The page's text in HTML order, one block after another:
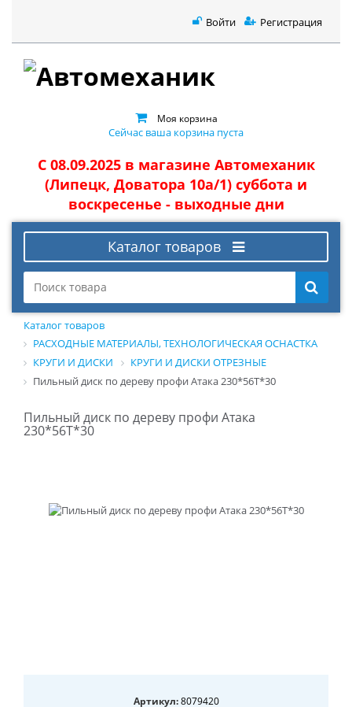
Войти Регистрация
Моя корзина
Сейчас ваша корзина пуста
С 08.09.2025 в магазине Автомеханик
(Липецк, Доватора 10а/1) суббота и
воскресенье - выходные дни
Каталог товаров
Каталог товаров
РАСХОДНЫЕ МАТЕРИАЛЫ, ТЕХНОЛОГИЧЕСКАЯ ОСНАСТКА
КРУГИ И ДИСКИ
КРУГИ И ДИСКИ ОТРЕЗНЫЕ
Пильный диск по дереву профи Атака 230*56T*30
Пильный диск по дереву профи Атака
230*56T*30
Артикул:8079420